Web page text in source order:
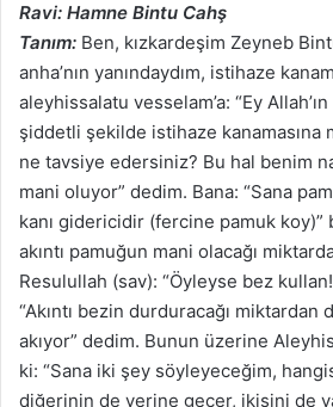
Ravi: Hamne Bintu Cahş
Tanım: Ben, kızkardeşim Zeyneb
anha’nın yanındaydım, istihaze
aleyhissalatu vesselam’a: “Ey
şiddetli şekilde istihaze kanamasına
ne tavsiye edersiniz? Bu hal benim
mani oluyor” dedim. Bana: “Sana
kanı gidericidir (fercine pamuk koy)”
akıntı pamuğun mani olacağı
Resulullah (sav): “Öyleyse bez
“Akıntı bezin durduracağı miktardan
akıyor” dedim. Bunun üzerine
ki: “Sana iki şey söyleyeceğim,
diğerinin de yerine geçer, ikisini de